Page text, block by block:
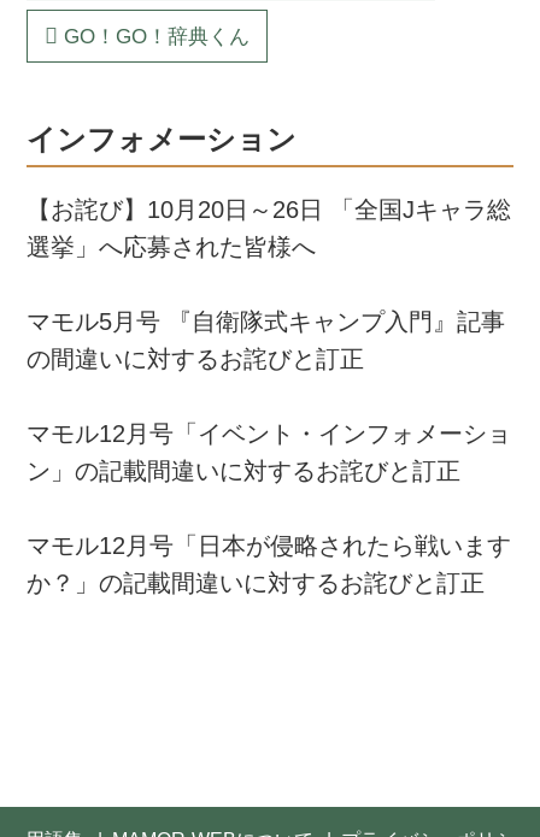
GO！GO！辞典くん
インフォメーション
【お詫び】10月20日～26日 「全国Jキャラ総
選挙」へ応募された皆様へ
マモル5月号 『自衛隊式キャンプ入門』記事
の間違いに対するお詫びと訂正
マモル12月号「イベント・インフォメーショ
ン」の記載間違いに対するお詫びと訂正
マモル12月号「日本が侵略されたら戦います
か？」の記載間違いに対するお詫びと訂正